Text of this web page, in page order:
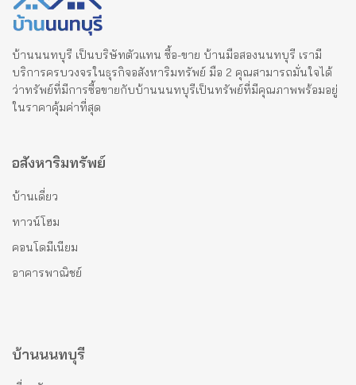
บ้านนนทบุรี เป็นบริษัทตัวแทน ซื้อ-ขาย บ้านมือสองนนทบุรี เรามี
บริการครบวงจรในธุรกิจอสังหาริมทรัพย์ มือ 2 คุณสามารถมั่นใจได้
ว่าทรัพย์ที่มีการซื้อขายกับบ้านนนทบุรีเป็นทรัพย์ที่มีคุณภาพพร้อมอยู่
ในราคาคุ้มค่าที่สุด
อสังหาริมทรัพย์
บ้านเดี่ยว
ทาวน์โฮม
คอนโดมีเนียม
อาคารพาณิชย์
บ้านนนทบุรี